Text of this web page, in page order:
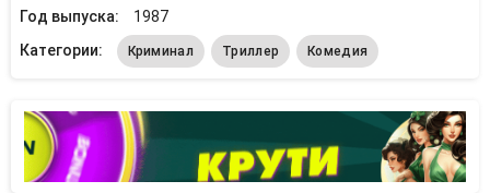
Год выпуска:
1987
Категории:
Криминал Триллер Комедия